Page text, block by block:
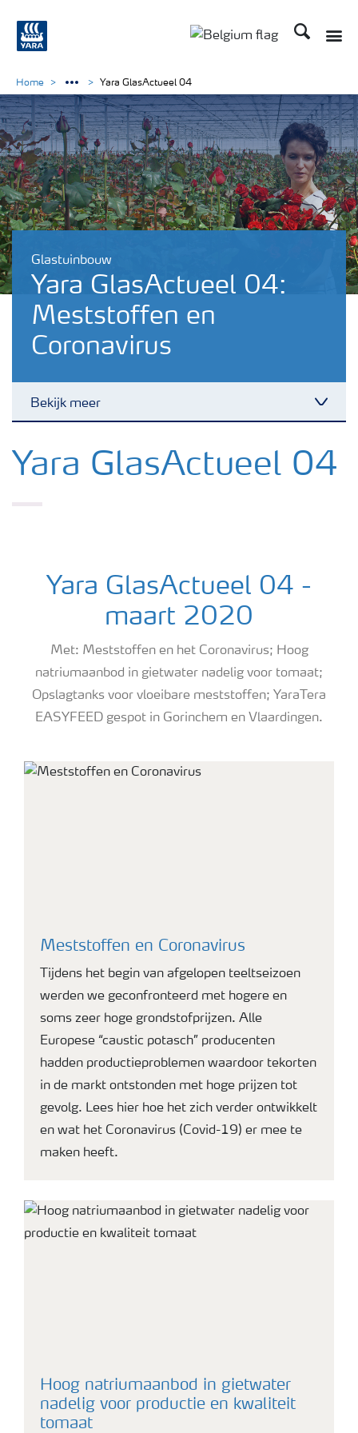
Zoek op
Glastuinbouw
Yara GlasActueel 04:
Meststoffen en
Coronavirus
Bekijk meer
Nieuwsbrieven
Grow the future
Podcasts
Home Yara GlasActueel 04
Yara GlasActueel 04
Yara GlasActueel 04 -
maart 2020
Met: Meststoffen en het Coronavirus; Hoog
natriumaanbod in gietwater nadelig voor tomaat;
Opslagtanks voor vloeibare meststoffen; YaraTera
EASYFEED gespot in Gorinchem en Vlaardingen.
Meststoffen en Coronavirus
Tijdens het begin van afgelopen teeltseizoen
werden we geconfronteerd met hogere en
soms zeer hoge grondstofprijzen. Alle
Europese “caustic potasch” producenten
hadden productieproblemen waardoor tekorten
in de markt ontstonden met hoge prijzen tot
gevolg. Lees hier hoe het zich verder ontwikkelt
en wat het Coronavirus (Covid-19) er mee te
maken heeft.
Hoog natriumaanbod in gietwater
nadelig voor productie en kwaliteit
tomaat